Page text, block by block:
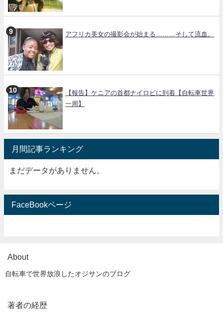
アフリカ美女の撮影会が始まる………そして流血。
【報告】ケニアの首都ナイロビに到着【自転車世界
一周】
月間記事ランキング
まだデータがありません。
FaceBookページ
About
自転車で世界放浪したオジサンのブログ
著者の経歴